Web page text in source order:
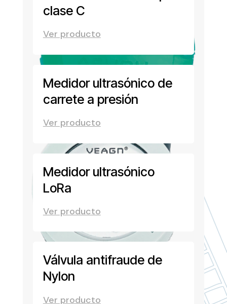
clase C
Ver producto
Medidor ultrasónico de
carrete a presión
Ver producto
Medidor ultrasónico
LoRa
Ver producto
Válvula antifraude de
Nylon
Ver producto